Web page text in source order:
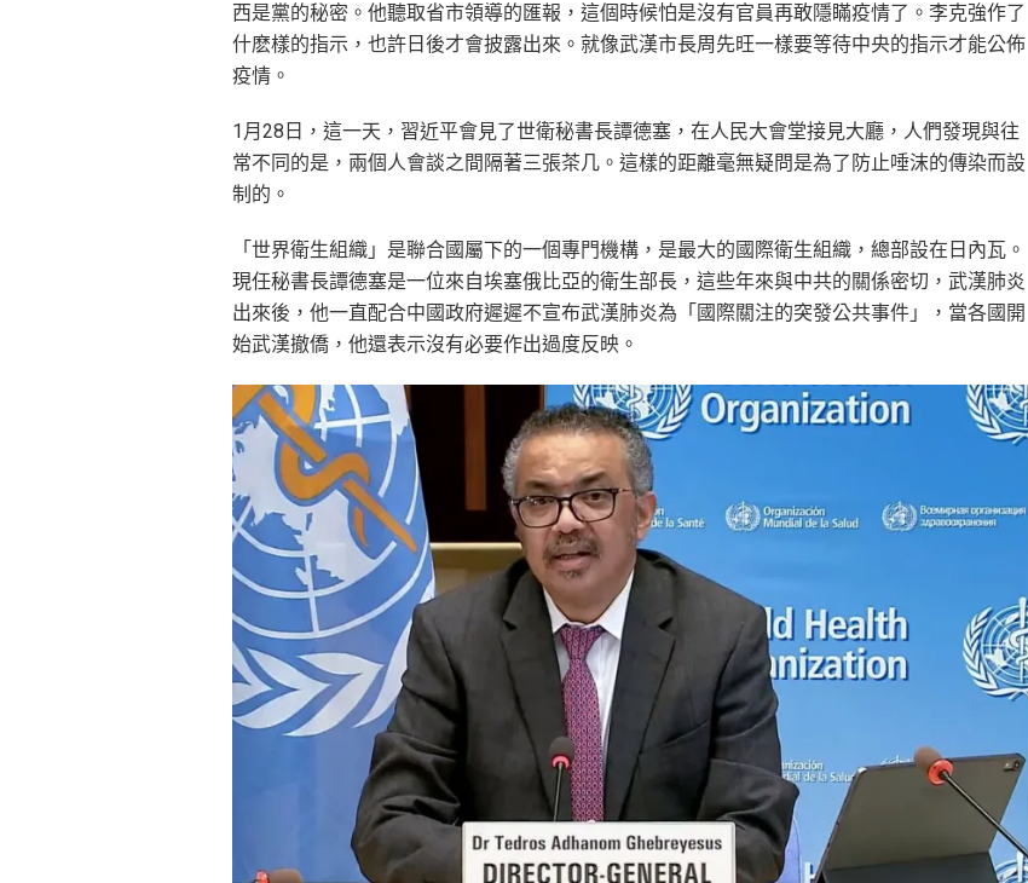
西是黨的秘密。他聽取省市領導的匯報，這個時候怕是沒有官員再敢隱瞞疫情了。李克強作了
什麽樣的指示，也許日後才會披露出來。就像武漢市長周先旺一樣要等待中央的指示才能公佈
疫情。
1月28日，這一天，習近平會見了世衛秘書長譚德塞，在人民大會堂接見大廳，人們發現與往
常不同的是，兩個人會談之間隔著三張茶几。這樣的距離毫無疑問是為了防止唾沫的傳染而設
制的。
「世界衛生組織」是聯合國屬下的一個專門機構，是最大的國際衛生組織，總部設在日內瓦。
現任秘書長譚德塞是一位來自埃塞俄比亞的衛生部長，這些年來與中共的關係密切，武漢肺炎
出來後，他一直配合中國政府遲遲不宣布武漢肺炎為「國際關注的突發公共事件」，當各國開
始武漢撤僑，他還表示沒有必要作出過度反映。